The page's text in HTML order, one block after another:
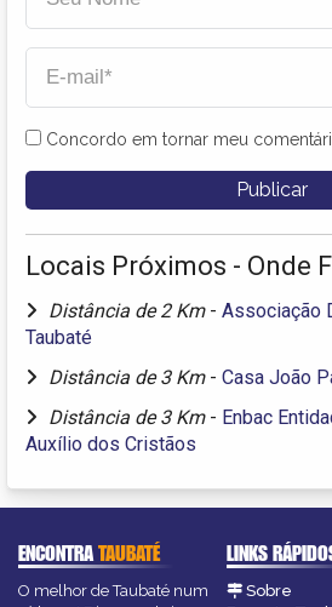
Concordo em tornar meu
Locais Próximos - Onde
Distância de 2 Km - Associação
Taubaté
Distância de 3 Km - Casa João
Distância de 3 Km - Enbac
Auxílio dos Cristãos
ENCONTRATAUBATÉ
O melhor de Taubaté num
LINKS
Sobre